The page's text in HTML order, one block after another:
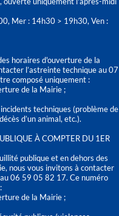
Mer : 14h30 > 19h30, Ven :
horaires d'ouverture de la
l’astreinte technique au 07
composé uniquement :
de la Mairie ;
techniques (problème de
d’un animal, etc.).
À COMPTER DU 1ER
publique et en dehors des
nous vous invitons à contacter
06 59 05 82 17. Ce numéro
de la Mairie ;